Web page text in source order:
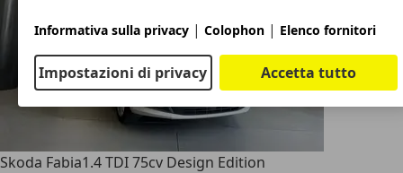
Skoda Fabia1.4 TDI 75cv Design Edition
Informativa sulla privacy | Colophon | Elenco fornitori
Impostazioni di privacy Accetta tutto